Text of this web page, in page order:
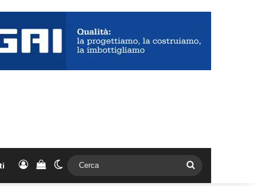
AccediVedi il carrello
Cambia aspetto